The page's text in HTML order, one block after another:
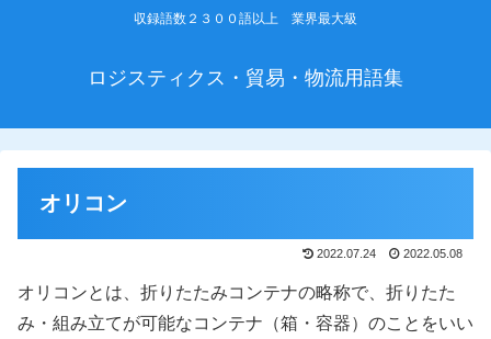
収録語数２３００語以上 業界最大級
ロジスティクス・貿易・物流用語集
オリコン
2022.07.24 2022.05.08
オリコンとは、折りたたみコンテナの略称で、折りたた
み・組み立てが可能なコンテナ（箱・容器）のことをいい